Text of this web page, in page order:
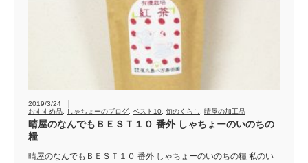
2019/3/24
おすすめ品, しゃちょーのブログ, ベスト10, 旬のくらし, 晴屋の加工品
晴屋のなんでもＢＥＳＴ１０ 番外 しゃちょーのいのちの
糧
晴屋のなんでもＢＥＳＴ１０ 番外 しゃちょーのいのちの糧 私のい